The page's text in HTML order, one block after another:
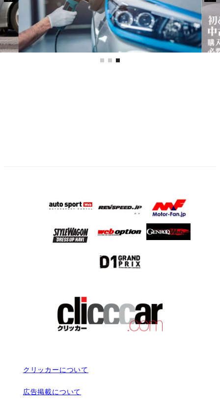
クリッカーについて
広告掲載について